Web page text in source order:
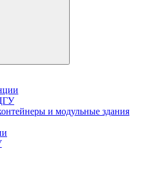
и модульные здания